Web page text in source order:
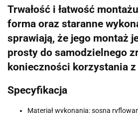
Trwałość i łatwość
forma oraz staranne
sprawiają, że jego montaż
prosty do samodzielnego
konieczności korzystania z
Specyfikacja
Materiał wykonania: sosna